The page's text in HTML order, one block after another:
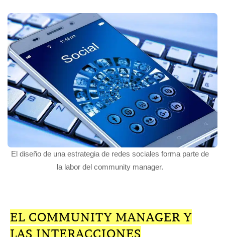
El diseño de una estrategia de redes sociales forma parte de
la labor del community manager.
EL COMMUNITY MANAGER Y
LAS INTERACCIONES